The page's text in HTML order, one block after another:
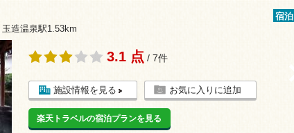
玉造温泉駅1.53km
宿泊
3.1 点 / 7件
施設情報を見る お気に入りに追加
楽天トラベルの宿泊プランを見る